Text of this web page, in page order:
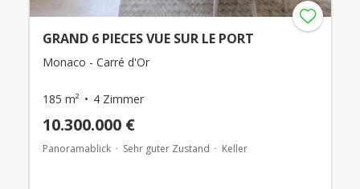
GRAND 6 PIECES VUE SUR LE PORT
Monaco - Carré d'Or
185 m² 4 Zimmer
10.300.000 €
Panoramablick Sehr guter Zustand Keller